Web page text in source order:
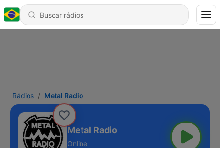
Rádios Metal Radio
Metal Radio
Online